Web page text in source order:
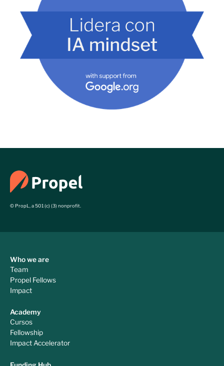
© PropL, a 501 (c) (3) nonprofit.
Who we are
Team
Propel Fellows
Impact
Academy
Cursos
Fellowship
Impact Accelerator